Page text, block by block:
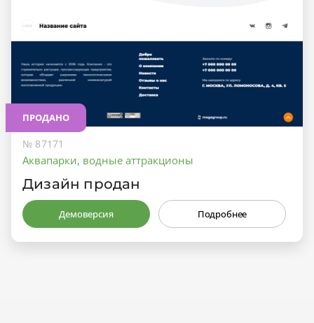
ПРОДАНО
№ 87171
Аквапарки, водные аттракционы
Дизайн продан
Демоверсия Подробнее